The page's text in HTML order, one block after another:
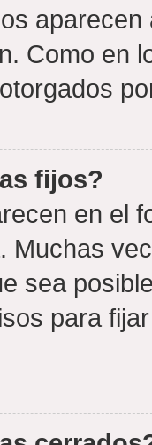
Como en
fijos?
en el
Muchas
sea
para